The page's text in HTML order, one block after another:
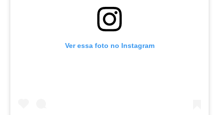
Ver essa foto no Instagram